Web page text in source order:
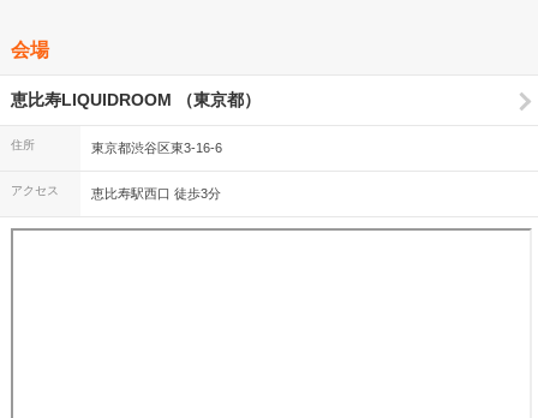
会場
恵比寿LIQUIDROOM （東京都）
住所 東京都渋谷区東3-16-6
アクセス 恵比寿駅西口 徒歩3分